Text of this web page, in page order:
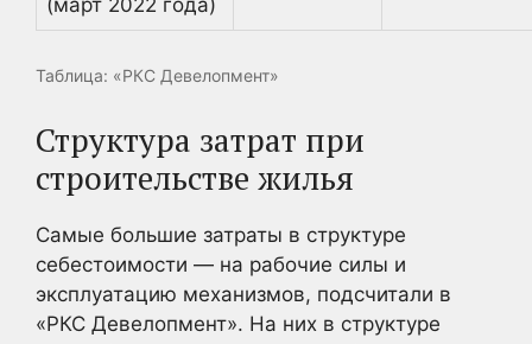
Таблица: «РКС Девелопмент»
Структура затрат при
строительстве жилья
Самые большие затраты в структуре
себестоимости — на рабочие силы и
эксплуатацию механизмов, подсчитали в
«РКС Девелопмент». На них в структуре